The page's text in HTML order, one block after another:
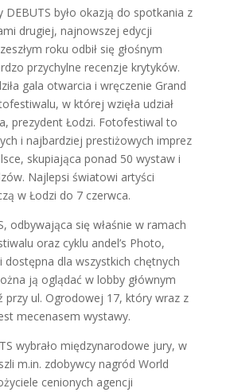
DEBUTS było okazją do spotkania z
drugiej, najnowszej edycji
roku odbił się głośnym
przychylne recenzje krytyków.
gala otwarcia i wręczenie Grand
w której wzięła udział
prezydent Łodzi. Fotofestiwal to
i najbardziej prestiżowych imprez
skupiająca ponad 50 wystaw i
Najlepsi światowi artyści
w Łodzi do 7 czerwca.
odbywająca się właśnie w ramach
oraz cyklu andel’s Photo,
dostępna dla wszystkich chętnych
ją oglądać w lobby głównym
przy ul. Ogrodowej 17, który wraz z
mecenasem wystawy.
wybrało międzynarodowe jury, w
m.in. zdobywcy nagród World
cenionych agencji